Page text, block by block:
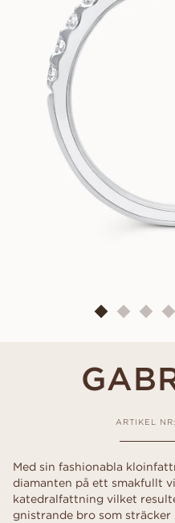
ARTIKEL
Med sin fashionabla
diamanten på ett smakfullt
katedralfattning vilket
gnistrande bro som